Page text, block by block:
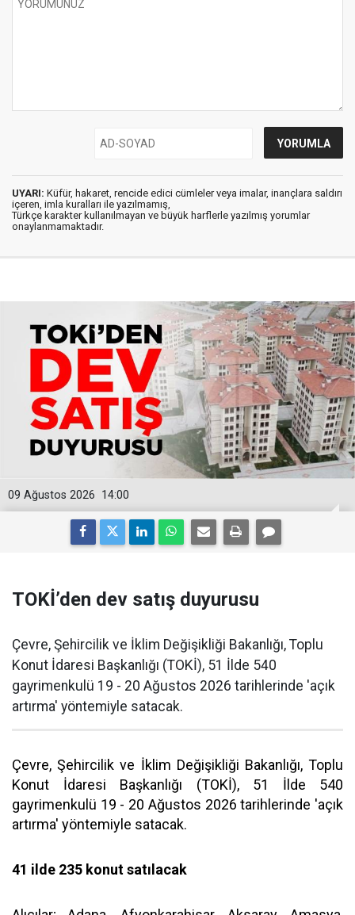
UYARI: Küfür, hakaret, rencide edici cümleler veya imalar, inançlara saldırı
içeren, imla kuralları ile yazılmamış,
Türkçe karakter kullanılmayan ve büyük harflerle yazılmış yorumlar
onaylanmamaktadır.
14:00
09 Ağustos 2026
TOKİ’den dev satış duyurusu
Çevre, Şehircilik ve İklim Değişikliği Bakanlığı, Toplu
Konut İdaresi Başkanlığı (TOKİ), 51 İlde 540
gayrimenkulü 19 - 20 Ağustos 2026 tarihlerinde 'açık
artırma' yöntemiyle satacak.
Çevre, Şehircilik ve İklim Değişikliği Bakanlığı, Toplu
Konut İdaresi Başkanlığı (TOKİ), 51 İlde 540
gayrimenkulü 19 - 20 Ağustos 2026 tarihlerinde 'açık
artırma' yöntemiyle satacak.
41 ilde 235 konut satılacak